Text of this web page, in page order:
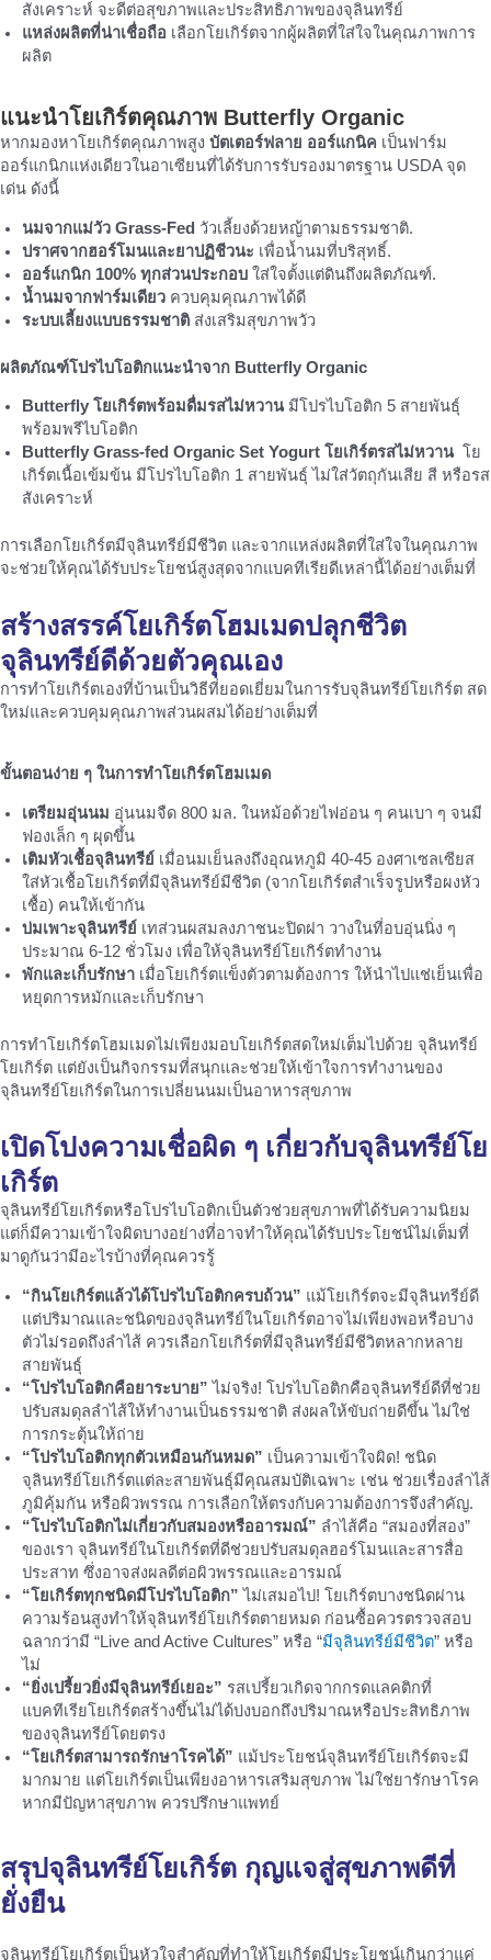
สังเคราะห์ จะดีต่อสุขภาพและประสิทธิภาพของจุลินทรีย์
แหล่งผลิตที่น่าเชื่อถือ เลือกโยเกิร์ตจากผู้ผลิตที่ใส่ใจในคุณภาพการ
ผลิต
แนะนำโยเกิร์ตคุณภาพ Butterfly Organic
หากมองหาโยเกิร์ตคุณภาพสูง บัตเตอร์ฟลาย ออร์แกนิค เป็นฟาร์ม
ออร์แกนิกแห่งเดียวในอาเซียนที่ได้รับการรับรองมาตรฐาน USDA จุด
เด่น ดังนี้
นมจากแม่วัว Grass-Fed วัวเลี้ยงด้วยหญ้าตามธรรมชาติ.
ปราศจากฮอร์โมนและยาปฏิชีวนะ เพื่อน้ำนมที่บริสุทธิ์.
ออร์แกนิก 100% ทุกส่วนประกอบ ใส่ใจตั้งแต่ดินถึงผลิตภัณฑ์.
น้ำนมจากฟาร์มเดียว ควบคุมคุณภาพได้ดี
ระบบเลี้ยงแบบธรรมชาติ ส่งเสริมสุขภาพวัว
ผลิตภัณฑ์โปรไบโอติกแนะนำจาก Butterfly Organic
Butterfly โยเกิร์ตพร้อมดื่มรสไม่หวานมีโปรไบโอติก 5 สายพันธุ์
พร้อมพรีไบโอติก
Butterfly Grass-fed Organic Set Yogurt โยเกิร์ตรสไม่หวาน โย
เกิร์ตเนื้อเข้มข้น มีโปรไบโอติก 1 สายพันธุ์ ไม่ใส่วัตถุกันเสีย สี หรือรส
สังเคราะห์
การเลือกโยเกิร์ตมีจุลินทรีย์มีชีวิต และจากแหล่งผลิตที่ใส่ใจในคุณภาพ
จะช่วยให้คุณได้รับประโยชน์สูงสุดจากแบคทีเรียดีเหล่านี้ได้อย่างเต็มที่
สร้างสรรค์โยเกิร์ตโฮมเมดปลุกชีวิต
จุลินทรีย์ดีด้วยตัวคุณเอง
การทำโยเกิร์ตเองที่บ้านเป็นวิธีที่ยอดเยี่ยมในการรับจุลินทรีย์โยเกิร์ต สด
ใหม่และควบคุมคุณภาพส่วนผสมได้อย่างเต็มที่
ขั้นตอนง่าย ๆ ในการทำโยเกิร์ตโฮมเมด
เตรียมอุ่นนม อุ่นนมจืด 800 มล. ในหม้อด้วยไฟอ่อน ๆ คนเบา ๆ จนมี
ฟองเล็ก ๆ ผุดขึ้น
เติมหัวเชื้อจุลินทรีย์ เมื่อนมเย็นลงถึงอุณหภูมิ 40-45 องศาเซลเซียส
ใส่หัวเชื้อโยเกิร์ตที่มีจุลินทรีย์มีชีวิต (จากโยเกิร์ตสำเร็จรูปหรือผงหัว
เชื้อ) คนให้เข้ากัน
บ่มเพาะจุลินทรีย์ เทส่วนผสมลงภาชนะปิดฝา วางในที่อบอุ่นนิ่ง ๆ
ประมาณ 6-12 ชั่วโมง เพื่อให้จุลินทรีย์โยเกิร์ตทำงาน
พักและเก็บรักษา เมื่อโยเกิร์ตแข็งตัวตามต้องการ ให้นำไปแช่เย็นเพื่อ
หยุดการหมักและเก็บรักษา
การทำโยเกิร์ตโฮมเมดไม่เพียงมอบโยเกิร์ตสดใหม่เต็มไปด้วย จุลินทรีย์
โยเกิร์ต แต่ยังเป็นกิจกรรมที่สนุกและช่วยให้เข้าใจการทำงานของ
จุลินทรีย์โยเกิร์ตในการเปลี่ยนนมเป็นอาหารสุขภาพ
เปิดโปงความเชื่อผิด ๆ เกี่ยวกับจุลินทรีย์โย
เกิร์ต
จุลินทรีย์โยเกิร์ตหรือโปรไบโอติกเป็นตัวช่วยสุขภาพที่ได้รับความนิยม
แต่ก็มีความเข้าใจผิดบางอย่างที่อาจทำให้คุณได้รับประโยชน์ไม่เต็มที่
มาดูกันว่ามีอะไรบ้างที่คุณควรรู้
“กินโยเกิร์ตแล้วได้โปรไบโอติกครบถ้วน” แม้โยเกิร์ตจะมีจุลินทรีย์ดี
แต่ปริมาณและชนิดของจุลินทรีย์ในโยเกิร์ตอาจไม่เพียงพอหรือบาง
ตัวไม่รอดถึงลำไส้ ควรเลือกโยเกิร์ตที่มีจุลินทรีย์มีชีวิตหลากหลาย
สายพันธุ์
“โปรไบโอติกคือยาระบาย” ไม่จริง! โปรไบโอติกคือจุลินทรีย์ดีที่ช่วย
ปรับสมดุลลำไส้ให้ทำงานเป็นธรรมชาติ ส่งผลให้ขับถ่ายดีขึ้น ไม่ใช่
การกระตุ้นให้ถ่าย
“โปรไบโอติกทุกตัวเหมือนกันหมด” เป็นความเข้าใจผิด! ชนิด
จุลินทรีย์โยเกิร์ตแต่ละสายพันธุ์มีคุณสมบัติเฉพาะ เช่น ช่วยเรื่องลำไส้
ภูมิคุ้มกัน หรือผิวพรรณ การเลือกให้ตรงกับความต้องการจึงสำคัญ.
“โปรไบโอติกไม่เกี่ยวกับสมองหรืออารมณ์” ลำไส้คือ “สมองที่สอง”
ของเรา จุลินทรีย์ในโยเกิร์ตที่ดีช่วยปรับสมดุลฮอร์โมนและสารสื่อ
ประสาท ซึ่งอาจส่งผลดีต่อผิวพรรณและอารมณ์
“โยเกิร์ตทุกชนิดมีโปรไบโอติก” ไม่เสมอไป! โยเกิร์ตบางชนิดผ่าน
ความร้อนสูงทำให้จุลินทรีย์โยเกิร์ตตายหมด ก่อนซื้อควรตรวจสอบ
ฉลากว่ามี “Live and Active Cultures” หรือ “มีจุลินทรีย์มีชีวิต” หรือ
ไม่
“ยิ่งเปรี้ยวยิ่งมีจุลินทรีย์เยอะ” รสเปรี้ยวเกิดจากกรดแลคติกที่
แบคทีเรียโยเกิร์ตสร้างขึ้นไม่ได้บ่งบอกถึงปริมาณหรือประสิทธิภาพ
ของจุลินทรีย์โดยตรง
“โยเกิร์ตสามารถรักษาโรคได้” แม้ประโยชน์จุลินทรีย์โยเกิร์ตจะมี
มากมาย แต่โยเกิร์ตเป็นเพียงอาหารเสริมสุขภาพ ไม่ใช่ยารักษาโรค
หากมีปัญหาสุขภาพ ควรปรึกษาแพทย์
สรุปจุลินทรีย์โยเกิร์ต กุญแจสู่สุขภาพดีที่
ยั่งยืน
จุลินทรีย์โยเกิร์ตเป็นหัวใจสำคัญที่ทำให้โยเกิร์ตมีประโยชน์เกินกว่าแค่